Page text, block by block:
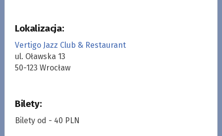
Lokalizacja:
Vertigo Jazz Club & Restaurant
ul. Oławska 13
50-123 Wrocław
Bilety:
Bilety od - 40 PLN